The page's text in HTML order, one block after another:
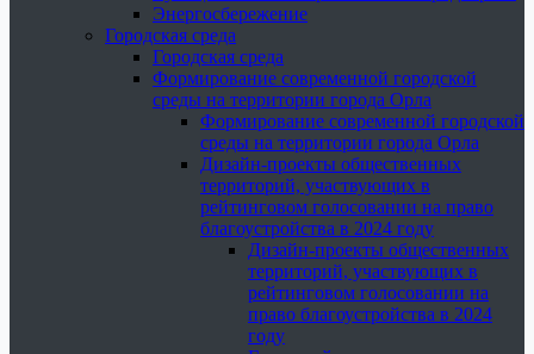
Энергосбережение
Городская среда
Городская среда
Формирование современной городской
среды на территории города Орла
Формирование современной городской
среды на территории города Орла
Дизайн-проекты общественных
территорий, участвующих в
рейтинговом голосовании на право
благоустройства в 2024 году
Дизайн-проекты общественных
территорий, участвующих в
рейтинговом голосовании на
право благоустройства в 2024
году